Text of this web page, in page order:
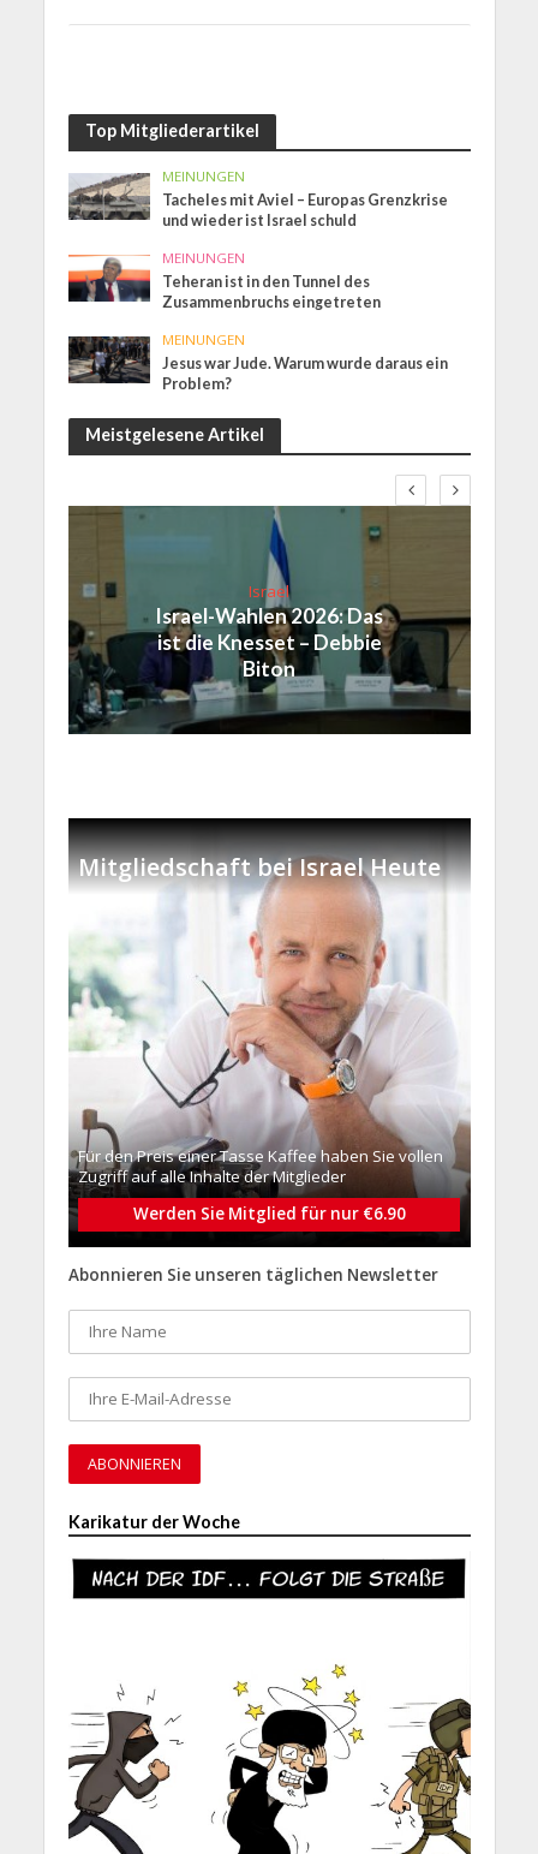
Top Mitgliederartikel
MEINUNGEN
Tacheles mit Aviel – Europas Grenzkrise
und wieder ist Israel schuld
MEINUNGEN
Teheran ist in den Tunnel des
Zusammenbruchs eingetreten
MEINUNGEN
Jesus war Jude. Warum wurde daraus ein
Problem?
Meistgelesene Artikel
Israel
Israel-Wahlen 2026: Das
ist die Knesset – Debbie
Biton
Mitgliedschaft bei Israel Heute
Für den Preis einer Tasse Kaffee haben Sie vollen
Zugriff auf alle Inhalte der Mitglieder
Werden Sie Mitglied für nur €6.90
Abonnieren Sie unseren täglichen Newsletter
Karikatur der Woche